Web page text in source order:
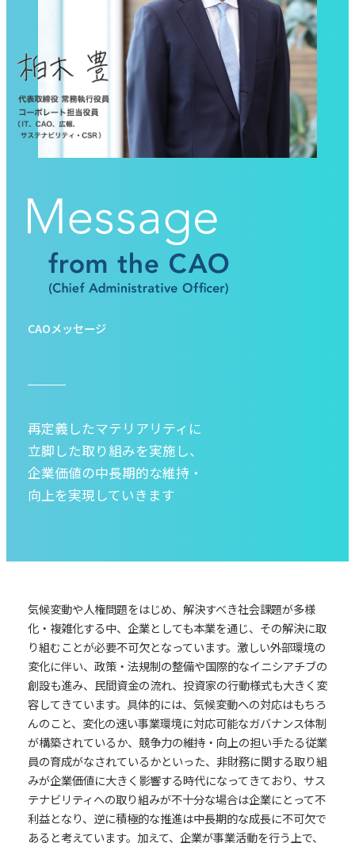
CAOメッセージ
再定義したマテリアリティに
立脚した取り組みを実施し、
企業価値の中長期的な維持・
向上を実現していきます
気候変動や人権問題をはじめ、解決すべき社会課題が多様
化・複雑化する中、企業としても本業を通じ、その解決に取
り組むことが必要不可欠となっています。激しい外部環境の
変化に伴い、政策・法規制の整備や国際的なイニシアチブの
創設も進み、民間資金の流れ、投資家の行動様式も大きく変
容してきています。具体的には、気候変動への対応はもちろ
んのこと、変化の速い事業環境に対応可能なガバナンス体制
が構築されているか、競争力の維持・向上の担い手たる従業
員の育成がなされているかといった、非財務に関する取り組
みが企業価値に大きく影響する時代になってきており、サス
テナビリティへの取り組みが不十分な場合は企業にとって不
利益となり、逆に積極的な推進は中長期的な成長に不可欠で
あると考えています。加えて、企業が事業活動を行う上で、